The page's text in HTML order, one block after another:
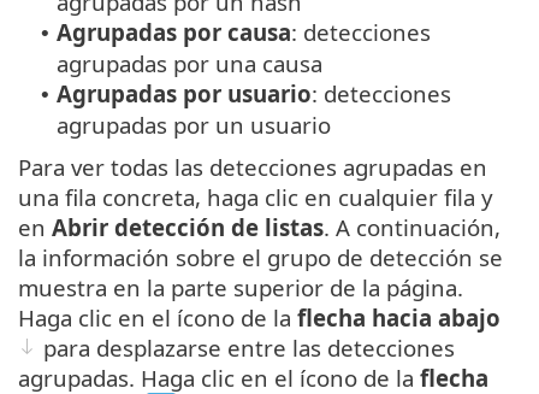
• Agrupadas por causa: detecciones
agrupadas por una causa
• Agrupadas por usuario: detecciones
agrupadas por un usuario
Para ver todas las detecciones agrupadas en
una fila concreta, haga clic en cualquier fila y
en Abrir detección de listas. A continuación,
la información sobre el grupo de detección se
muestra en la parte superior de la página.
Haga clic en el ícono de la flecha hacia abajo
para desplazarse entre las detecciones
agrupadas. Haga clic en el ícono de la flecha